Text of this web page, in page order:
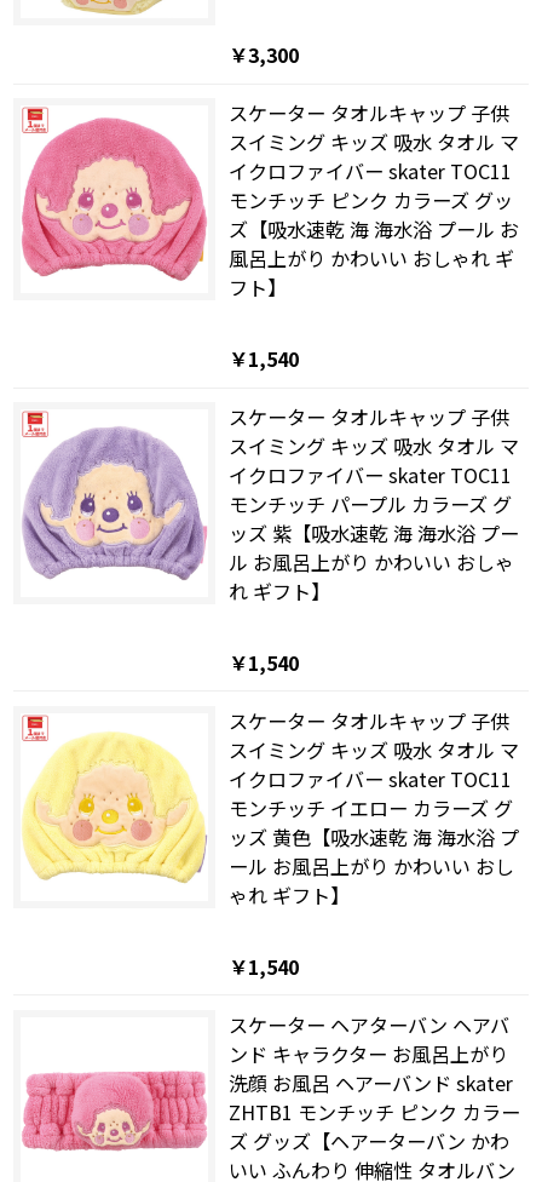
￥3,300
スケーター タオルキャップ 子供
スイミング キッズ 吸水 タオル マ
イクロファイバー skater TOC11
モンチッチ ピンク カラーズ グッ
ズ【吸水速乾 海 海水浴 プール お
風呂上がり かわいい おしゃれ ギ
フト】
￥1,540
スケーター タオルキャップ 子供
スイミング キッズ 吸水 タオル マ
イクロファイバー skater TOC11
モンチッチ パープル カラーズ グ
ッズ 紫【吸水速乾 海 海水浴 プー
ル お風呂上がり かわいい おしゃ
れ ギフト】
￥1,540
スケーター タオルキャップ 子供
スイミング キッズ 吸水 タオル マ
イクロファイバー skater TOC11
モンチッチ イエロー カラーズ グ
ッズ 黄色【吸水速乾 海 海水浴 プ
ール お風呂上がり かわいい おし
ゃれ ギフト】
￥1,540
スケーター ヘアターバン ヘアバ
ンド キャラクター お風呂上がり
洗顔 お風呂 ヘアーバンド skater
ZHTB1 モンチッチ ピンク カラー
ズ グッズ【ヘアーターバン かわ
いい ふんわり 伸縮性 タオルバン